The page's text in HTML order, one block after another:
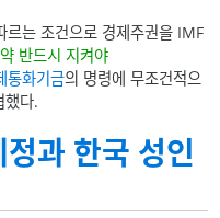
는 조건으로 경제주권을 IMF
반드시 지켜야
통화기금의 명령에 무조건적으
했다.
과 한국 성인